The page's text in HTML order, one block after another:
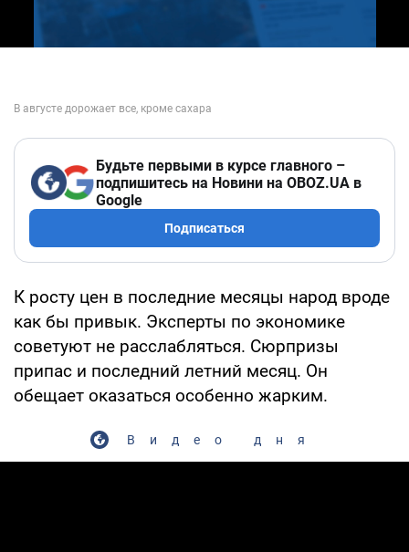
Будьте первыми в курсе главного –
подпишитесь на Новини на OBOZ.UA в
Google
Подписаться
К росту цен в последние месяцы народ вроде
как бы привык. Эксперты по экономике
советуют не расслабляться. Сюрпризы
припас и последний летний месяц. Он
обещает оказаться особенно жарким.
Видео дня